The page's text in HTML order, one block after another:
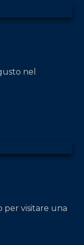
nel
per visitare una